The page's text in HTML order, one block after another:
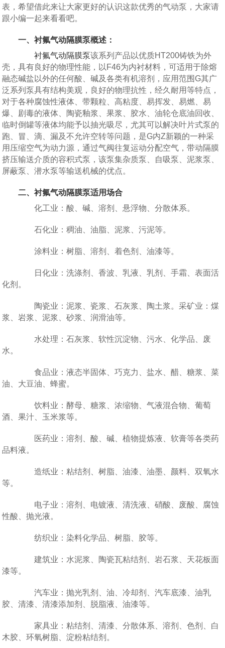
表，希望借此来让大家更好的认识这款优秀的气动泵，大家请
跟小编一起来看看吧。
一、衬氟气动隔膜泵概述：
衬氟气动隔膜泵该系列产品以优质HT200铸铁为外
壳，具有良好的物理性能，以F46为内衬材料，可适用于除熔
融态碱盐以外的任何酸、碱及各类有机溶剂，应用范围G其广
泛系列泵具有结构美观，良好的物理抗性，经久耐用等特点，
对于各种腐蚀性液体、带颗粒、高粘度、易挥发、易燃、易
爆、剧毒的液体、陶瓷釉浆、果浆、胶水、油轮仓底油回收、
临时倒罐等液体均能予以抽光吸尽，尤其可以解决叶片式泵的
跑、冒、滴、漏及不允许空转等问题，是G内Z新颖的一种采
用压缩空气为动力源，通过气阀往复运动分配空气，带动隔膜
挤压输送介质的容积式泵，该泵集杂质泵、自吸泵、泥浆泵、
屏蔽泵、潜水泵等输送机械的优点。
二、衬氟气动隔膜泵适用场合
化工业：酸、碱、溶剂、悬浮物、分散体系。
石化业：稠油、油脂、泥浆、污泥等。
涂料业：树脂、溶剂、着色剂、油漆等。
日化业：洗涤剂、香波、乳液、乳剂、手霜、表面活
化剂。
陶瓷业：泥浆、瓷浆、石灰浆、陶土浆。采矿业：煤
浆、岩浆、泥浆、砂浆、润滑油等。
水处理：石灰浆、软性沉淀物、污水、化学品、废
水。
食品业：液态半固体、巧克力、盐水、醋、糖浆、菜
油、大豆油、蜂蜜。
饮料业：酵母、糖浆、浓缩物、气液混合物、葡萄
酒、果汁、玉米浆等。
医药业：溶剂、酸、碱、植物提炼液、软膏等各类药
品料液。
造纸业：粘结剂、树脂、油漆、油墨、颜料、双氧水
等。
电子业：溶剂、电镀液、清洗液、硝酸、废酸、腐蚀
性酸、抛光液。
纺织业：染料化学品、树脂、胶等。
建筑业：水泥浆、陶瓷瓦粘结剂、岩石浆、天花板面
漆等。
汽车业：抛光乳剂、油、冷却剂、汽车底漆、油乳
胶、清漆、清漆添加剂、脱脂液、油漆等。
家具业：粘结剂、清漆、分散体系、溶剂、色剂、白
木胶、环氧树脂、淀粉粘结剂。